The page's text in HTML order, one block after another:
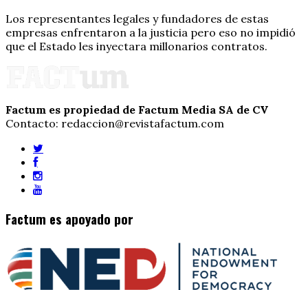
Los representantes legales y fundadores de estas
empresas enfrentaron a la justicia pero eso no impidió
que el Estado les inyectara millonarios contratos.
Factum es propiedad de Factum Media SA de CV
Contacto: redaccion@revistafactum.com
Factum es apoyado por